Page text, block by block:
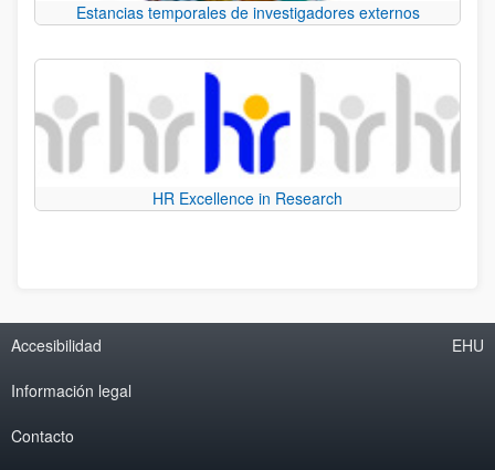
Estancias temporales de investigadores externos
HR Excellence in Research
Accesibilidad
Información legal
Contacto
EHU